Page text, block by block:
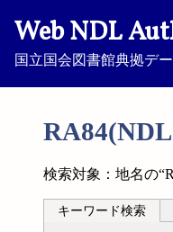
Web NDL
国立国会図書館典拠デ
検索対象：地名の
キーワード検索